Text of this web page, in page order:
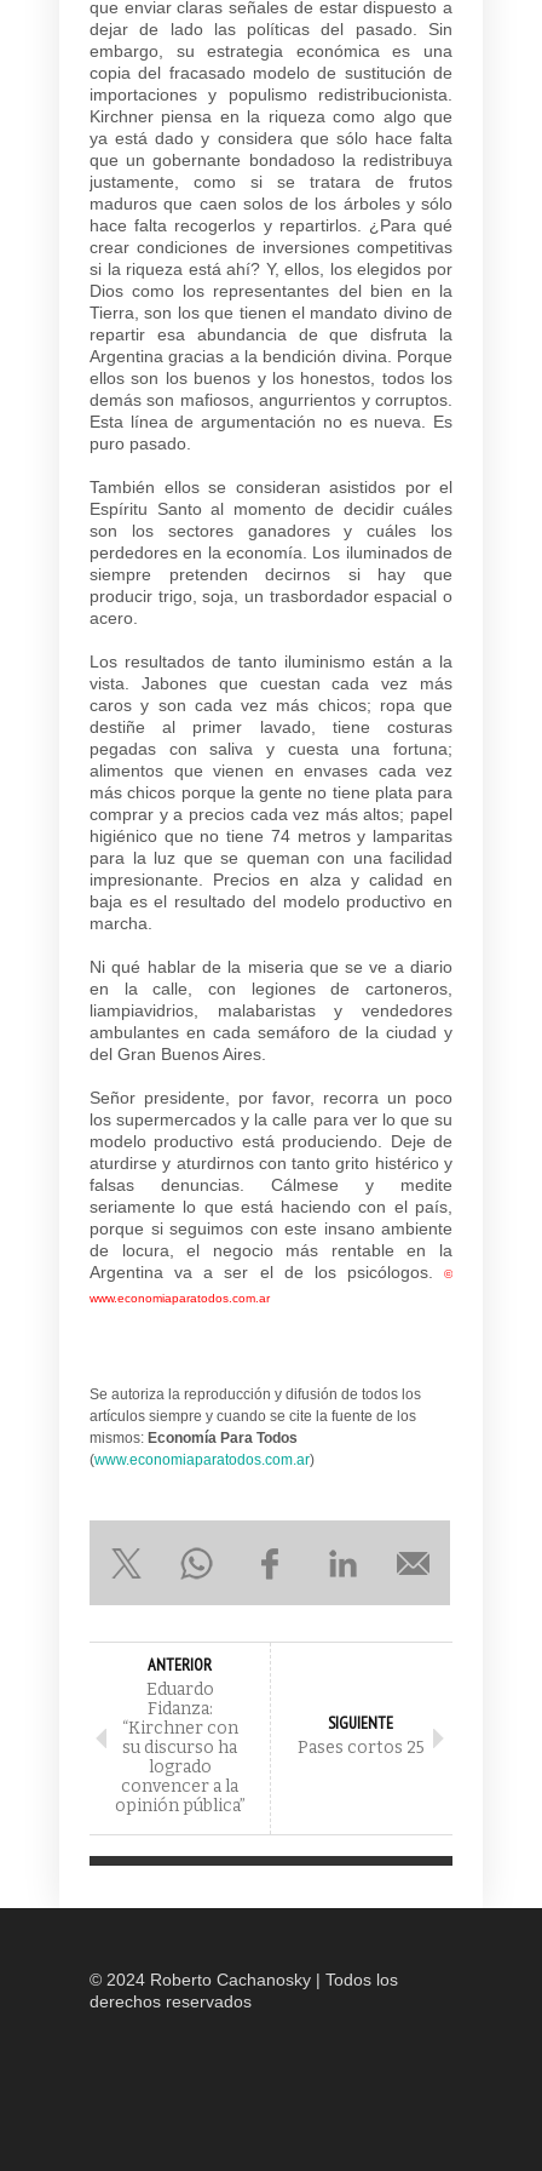
que enviar claras señales de estar dispuesto a
dejar de lado las políticas del pasado. Sin
embargo, su estrategia económica es una
copia del fracasado modelo de sustitución de
importaciones y populismo redistribucionista.
Kirchner piensa en la riqueza como algo que
ya está dado y considera que sólo hace falta
que un gobernante bondadoso la redistribuya
justamente, como si se tratara de frutos
maduros que caen solos de los árboles y sólo
hace falta recogerlos y repartirlos. ¿Para qué
crear condiciones de inversiones competitivas
si la riqueza está ahí? Y, ellos, los elegidos por
Dios como los representantes del bien en la
Tierra, son los que tienen el mandato divino de
repartir esa abundancia de que disfruta la
Argentina gracias a la bendición divina. Porque
ellos son los buenos y los honestos, todos los
demás son mafiosos, angurrientos y corruptos.
Esta línea de argumentación no es nueva. Es
puro pasado.
También ellos se consideran asistidos por el
Espíritu Santo al momento de decidir cuáles
son los sectores ganadores y cuáles los
perdedores en la economía. Los iluminados de
siempre pretenden decirnos si hay que
producir trigo, soja, un trasbordador espacial o
acero.
Los resultados de tanto iluminismo están a la
vista. Jabones que cuestan cada vez más
caros y son cada vez más chicos; ropa que
destiñe al primer lavado, tiene costuras
pegadas con saliva y cuesta una fortuna;
alimentos que vienen en envases cada vez
más chicos porque la gente no tiene plata para
comprar y a precios cada vez más altos; papel
higiénico que no tiene 74 metros y lamparitas
para la luz que se queman con una facilidad
impresionante. Precios en alza y calidad en
baja es el resultado del modelo productivo en
marcha.
Ni qué hablar de la miseria que se ve a diario
en la calle, con legiones de cartoneros,
liampiavidrios, malabaristas y vendedores
ambulantes en cada semáforo de la ciudad y
del Gran Buenos Aires.
Señor presidente, por favor, recorra un poco
los supermercados y la calle para ver lo que su
modelo productivo está produciendo. Deje de
aturdirse y aturdirnos con tanto grito histérico y
falsas denuncias. Cálmese y medite
seriamente lo que está haciendo con el país,
porque si seguimos con este insano ambiente
de locura, el negocio más rentable en la
Argentina va a ser el de los psicólogos.
©
www.economiaparatodos.com.ar
Se autoriza la reproducción y difusión de todos los
artículos siempre y cuando se cite la fuente de los
mismos: Economía Para Todos
(www.economiaparatodos.com.ar)
ANTERIOR
Eduardo
Fidanza:
“Kirchner con
su discurso ha
logrado
convencer a la
opinión pública”
SIGUIENTE
Pases cortos 25
© 2024 Roberto Cachanosky | Todos los
derechos reservados